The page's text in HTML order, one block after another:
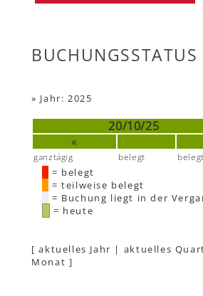
BUCHUNGSSTATUS
» Jahr: 2025
20/10/25
«
ganztägig belegt belegt
= belegt
= teilweise belegt
= Buchung liegt in der
= heute
[aktuelles Jahr | aktuelles
Monat ]